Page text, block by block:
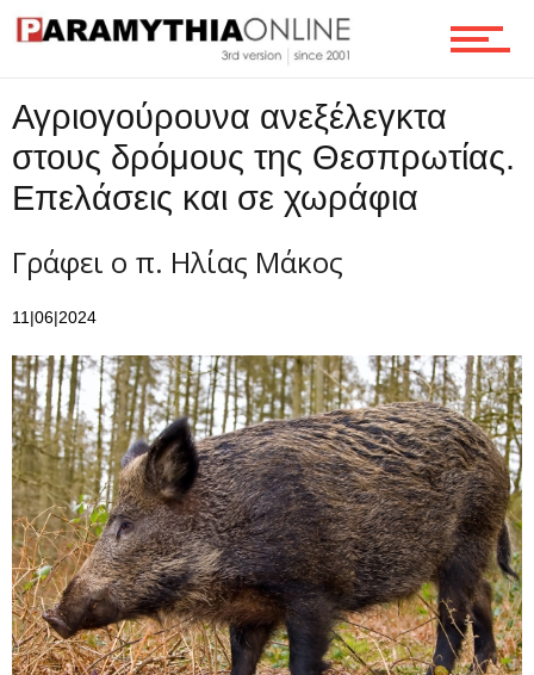
Επικοινωνία
Αγριογούρουνα ανεξέλεγκτα
στους δρόμους της Θεσπρωτίας.
Επελάσεις και σε χωράφια
Γράφει ο π. Ηλίας Μάκος
11|06|2024